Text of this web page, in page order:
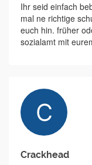
Ihr seid einfach
mal ne richtige
euch hin. früher
sozialamt mit
Crackhead